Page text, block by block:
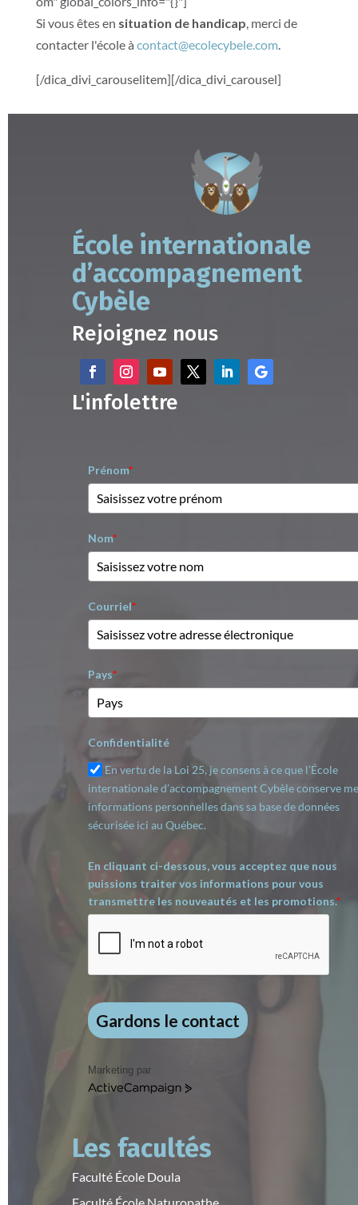
Si vous êtes en situation de handicap, merci de
contacter l'école à contact@ecolecybele.com.
[/dica_divi_carouselitem][/dica_divi_carousel]
École internationale
d’accompagnement
Cybèle
Rejoignez nous
L'infolettre
Prénom*
Nom*
Courriel*
Pays*
Confidentialité
En vertu de la Loi 25, je consens à ce que l’École
internationale d’accompagnement Cybèle conserve
informations personnelles dans sa base de données
sécurisée ici au Québec.
En cliquant ci-dessous, vous acceptez que nous
puissions traiter vos informations pour vous
transmettre les nouveautés et les promotions.*
Gardons le contact
Marketing par
A
v
a
Les facultés
Faculté École Doula